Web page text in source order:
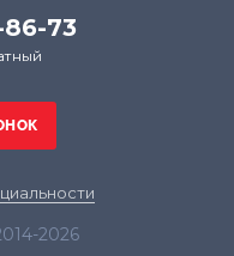
73
2026